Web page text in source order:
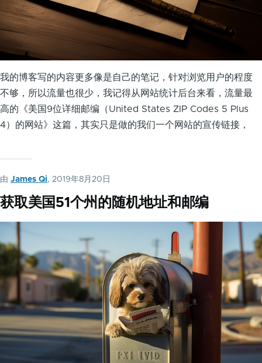
我的博客写的内容更多像是自己的笔记，针对浏览用户的程度
不够，所以流量也很少，我记得从网站统计后台来看，流量最
高的《美国9位详细邮编（United States ZIP Codes 5 Plus
4）的网站》这篇，其实只是做的我们一个网站的宣传链接，
由 James Qi, 2019年8月20日
获取美国51个州的随机地址和邮编